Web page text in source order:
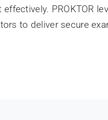
PROKTOR
to deliver secure